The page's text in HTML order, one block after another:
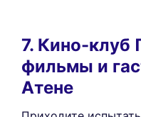
7. Кино-клуб
фильмы и
Атене